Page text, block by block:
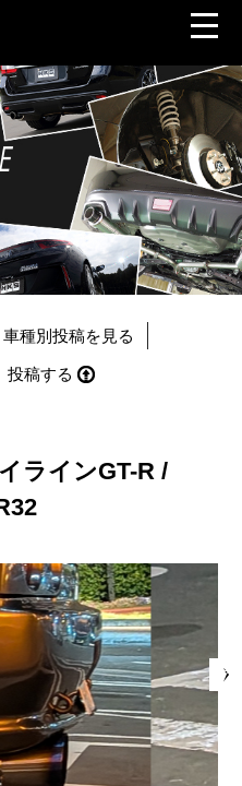
車種別投稿を見る
投稿する
ラインGT-R /
Next